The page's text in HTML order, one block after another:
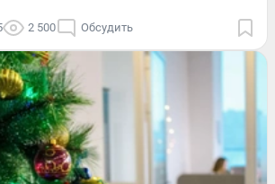
2 500 Обсудить